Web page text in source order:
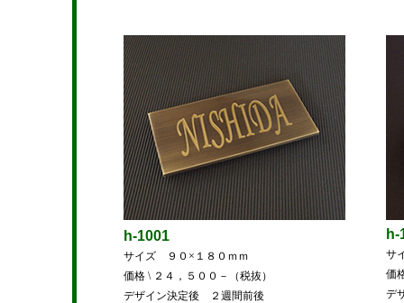
h-1001
サイズ ９０×１８０ｍｍ
価格 \ ２４，５００－（税抜）
デザイン決定後 ２週間前後
h-
サ
価
デ